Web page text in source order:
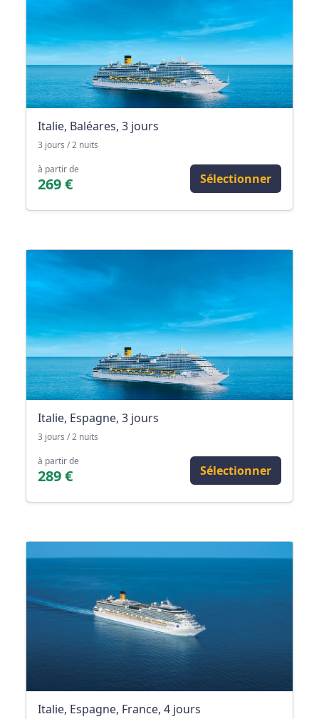
Italie, Baléares, 3 jours
3 jours / 2 nuits
à partir de
269 € Sélectionner
Italie, Espagne, 3 jours
3 jours / 2 nuits
à partir de
289 € Sélectionner
Italie, Espagne, France, 4 jours